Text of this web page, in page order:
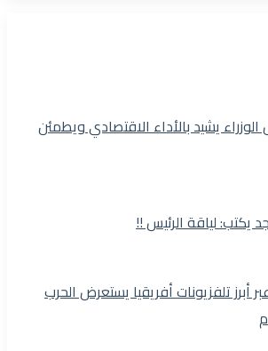
يشيد بالأداء الاقتصادي ويطمئن
يكتب: لياقة الرئيس !!
أبرز تلفزيونات أفريقيا يستعرض الحرب